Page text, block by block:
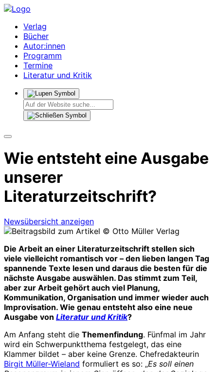
Verlag
Bücher
Autor:innen
Programm
Termine
Literatur und Kritik
Wie entsteht eine Ausgabe
unserer
Literaturzeitschrift?
Newsübersicht anzeigen
© Otto Müller Verlag
Die Arbeit an einer Literaturzeitschrift stellen sich
viele vielleicht romantisch vor – den lieben langen Tag
spannende Texte lesen und daraus die besten für die
nächste Ausgabe auswählen. Das stimmt zum Teil,
aber zur Arbeit gehört auch viel Planung,
Kommunikation, Organisation und immer wieder auch
Improvisation. Wie genau entsteht also eine neue
Ausgabe von Literatur und Kritik?
Am Anfang steht die Themenfindung. Fünfmal im Jahr
wird ein Schwerpunktthema festgelegt, das eine
Klammer bildet – aber keine Grenze. Chefredakteurin
Birgit Müller-Wieland formuliert es so: „Es soll einen